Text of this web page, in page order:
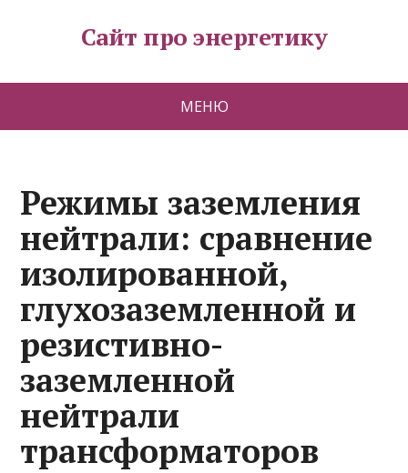
Сайт про энергетику
МЕНЮ
Режимы заземления
нейтрали: сравнение
изолированной,
глухозаземленной и
резистивно-
заземленной
нейтрали
трансформаторов